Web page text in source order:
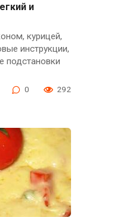
и
курицей,
инструкции,
подстановки
0 292